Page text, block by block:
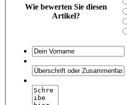
Wie bewerten Sie diesen
Artikel?